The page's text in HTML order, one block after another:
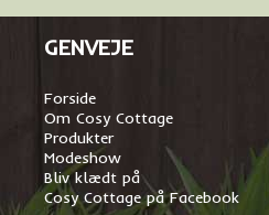
GENVEJE
Forside
Om Cosy Cottage
Produkter
Modeshow
Bliv klædt på
Cosy Cottage på Facebook